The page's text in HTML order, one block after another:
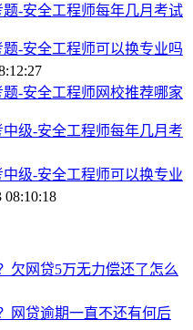
-安全工程师每年几月考试
-安全工程师可以换专业吗
-安全工程师网校推荐哪家
级-安全工程师每年几月考
级-安全工程师可以换专业
08:10:18
欠网贷5万无力偿还了怎么
网贷逾期一直不还有何后